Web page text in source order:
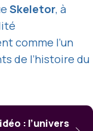
Skeletor, à
comme l’un
de l’histoire du
: l’univers